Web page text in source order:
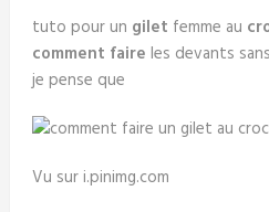
tuto pour un gilet femme au
comment faire les devants
je pense que
Vu sur i.pinimg.com